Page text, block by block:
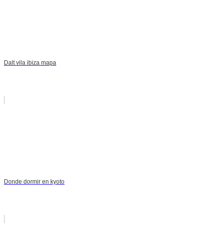
Dalt vila ibiza mapa
Donde dormir en kyoto